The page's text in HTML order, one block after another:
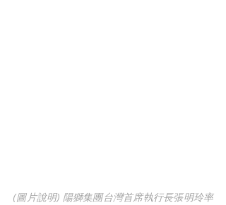
(圖片說明) 陽獅集團台灣首席執行長張明玲率